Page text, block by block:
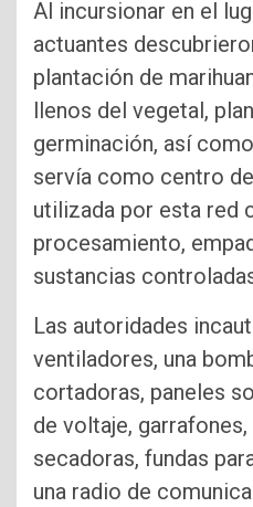
Al incursionar en el
actuantes
plantación de
llenos del vegetal,
germinación, así
servía como centro
utilizada por esta red
procesamiento,
sustancias
Las autoridades
ventiladores, una
cortadoras, paneles
de voltaje,
secadoras, fundas
una radio de